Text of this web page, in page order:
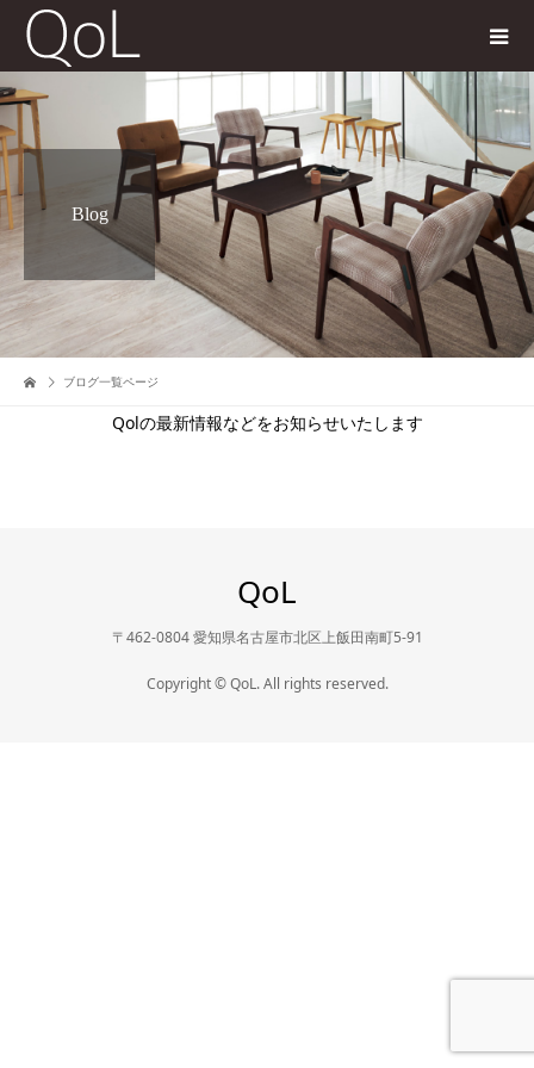
Blog
ブログ一覧ページ
Qolの最新情報などをお知らせいたします
QoL
〒462-0804 愛知県名古屋市北区上飯田南町5-91
Copyright © QoL. All rights reserved.